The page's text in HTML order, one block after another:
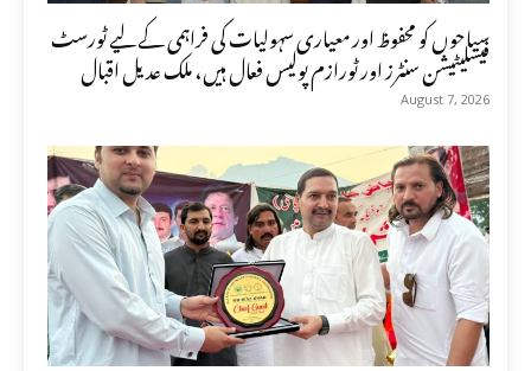
سیاحوں کو محفوظ اور معیاری سہولیات کی فراہمی کے لیے ٹورسٹ
فیسلیٹیشن سنٹرز اور ٹورازم پولیس فعال ہیں، ملک عدیل اقبال
August 7, 2026